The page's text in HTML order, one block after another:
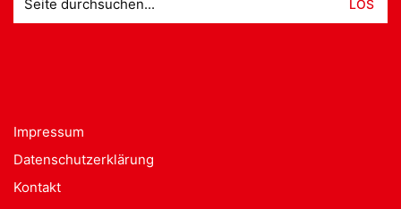
nach:
Impressum
Datenschutzerklärung
Kontakt